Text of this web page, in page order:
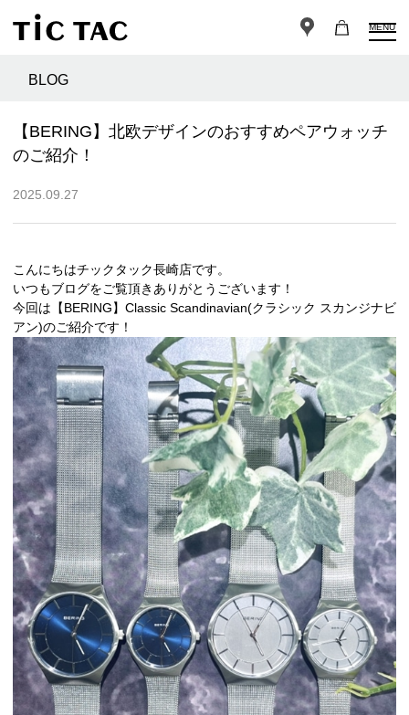
MENU
BLOG
【BERING】北欧デザインのおすすめペアウォッチ
のご紹介！
2025.09.27
こんにちはチックタック長崎店です。
いつもブログをご覧頂きありがとうございます！
今回は【BERING】Classic Scandinavian(クラシック スカンジナビ
アン)のご紹介です！